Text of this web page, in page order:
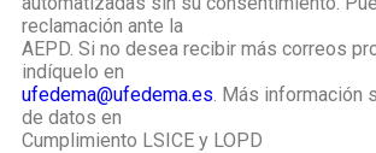
reclamación ante la
AEPD. Si no desea recibir más correos
indíquelo en
ufedema@ufedema.es . Más información
de datos en
Cumplimiento LSICE y LOPD